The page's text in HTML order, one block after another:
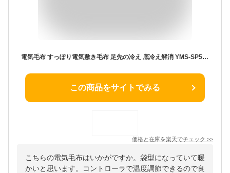
電気毛布 すっぽり電気敷き毛布 足先の冷え 底冷え解消 YMS-SP52 BR 節電 電気暖房 着るコタツ 一人用 着るこたつ 電気ひざ掛け毛布 ひざ掛け ブランケット 足温器 在宅勤務 テレワーク 山善 YAMAZEN 【送料無料】
この商品をサイトでみる
価格と在庫を楽天でチェック >>
こちらの電気毛布はいかがですか。袋型になっていて暖
かいと思います。コントローラで温度調節できるので良